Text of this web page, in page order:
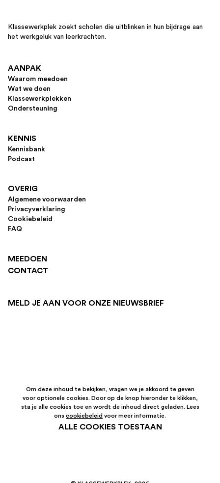
Klassewerkplek zoekt scholen die uitblinken in hun bijdrage aan
het werkgeluk van leerkrachten.
AANPAK
Waarom meedoen
Wat we doen
Klassewerkplekken
Ondersteuning
KENNIS
Kennisbank
Podcast
OVERIG
Algemene voorwaarden
Privacyverklaring
Cookiebeleid
FAQ
MEEDOEN
CONTACT
MELD JE AAN VOOR ONZE NIEUWSBRIEF
Om deze inhoud te bekijken, vragen we je akkoord te geven
voor optionele cookies. Door op de knop hieronder te klikken,
sta je alle cookies toe en wordt de inhoud direct geladen. Lees
ons cookiebeleid voor meer informatie.
ALLE COOKIES TOESTAAN